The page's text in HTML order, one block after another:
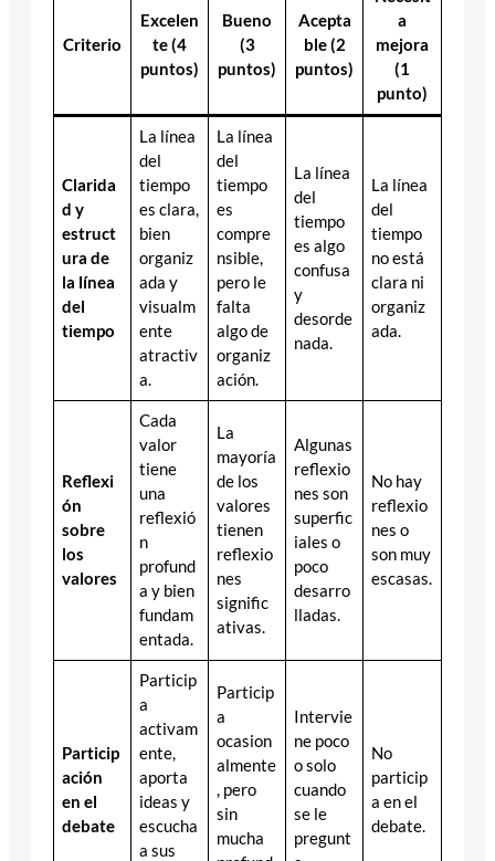
Criterio
Excelen
te (4
puntos)
Bueno
(3
puntos)
Acepta
ble (2
puntos)
a
mejora
(1
punto)
Clarida
d y
estruct
ura de
la línea
del
tiempo
La línea
del
tiempo
es clara,
bien
organiz
ada y
visualm
ente
atractiv
a.
La línea
del
tiempo
es
compre
nsible,
pero le
falta
algo de
organiz
ación.
La línea
del
tiempo
es algo
confusa
y
desorde
nada.
La línea
del
tiempo
no está
clara ni
organiz
ada.
Reflexi
ón
sobre
los
valores
Cada
valor
tiene
una
reflexió
n
profund
a y bien
fundam
entada.
La
mayoría
de los
valores
tienen
reflexio
nes
signific
ativas.
Algunas
reflexio
nes son
superfic
iales o
poco
desarro
lladas.
No hay
reflexio
nes o
son muy
escasas.
Particip
ación
en el
debate
Particip
a
activam
ente,
aporta
ideas y
escucha
a sus
Particip
a
ocasion
almente
, pero
sin
mucha
Intervie
ne poco
o solo
cuando
se le
pregunt
No
particip
a en el
debate.